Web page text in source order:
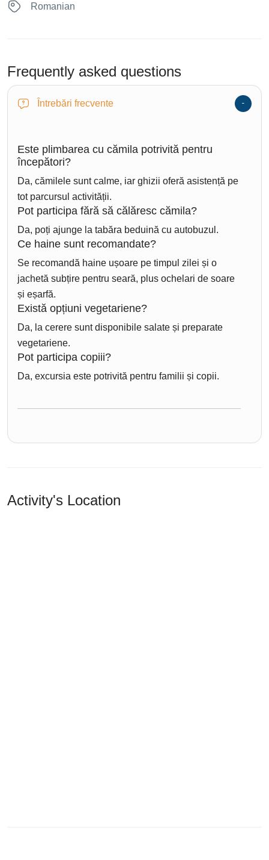
Romanian
Frequently asked questions
Întrebări frecvente
Este plimbarea cu cămila potrivită pentru
începători?
Da, cămilele sunt calme, iar ghizii oferă asistență pe
tot parcursul activității.
Pot participa fără să călăresc cămila?
Da, poți ajunge la tabăra beduină cu autobuzul.
Ce haine sunt recomandate?
Se recomandă haine ușoare pe timpul zilei și o
jachetă subțire pentru seară, plus ochelari de soare
și eșarfă.
Există opțiuni vegetariene?
Da, la cerere sunt disponibile salate și preparate
vegetariene.
Pot participa copiii?
Da, excursia este potrivită pentru familii și copii.
Activity's Location